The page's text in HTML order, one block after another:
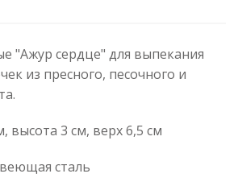
"Ажур сердце" для выпекания
из пресного, песочного и
высота 3 см, верх 6,5 см
сталь